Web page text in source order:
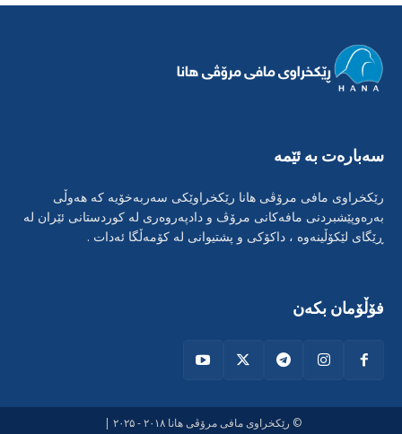
فۆڵۆمان بکەن
سەبارەت بە ئێمە
رێکخراوی مافی مرۆڤی هانا رێکخراوێکی سەربەخۆیە کە هەوڵی
بەرەوپێشبردنی مافەکانی مرۆڤ و دادپەروەری لە کوردستانی ئێران لە
ڕێگای لێکۆڵینەوە ، داکۆکی و پشتیوانی لە کۆمەڵگا ئەدات .
© رێکخراوی مافی مرۆڤی هانا ۲۰۱۸ - ۲۰۲۵ |